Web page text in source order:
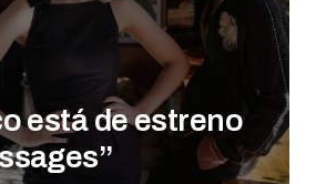
está de estreno